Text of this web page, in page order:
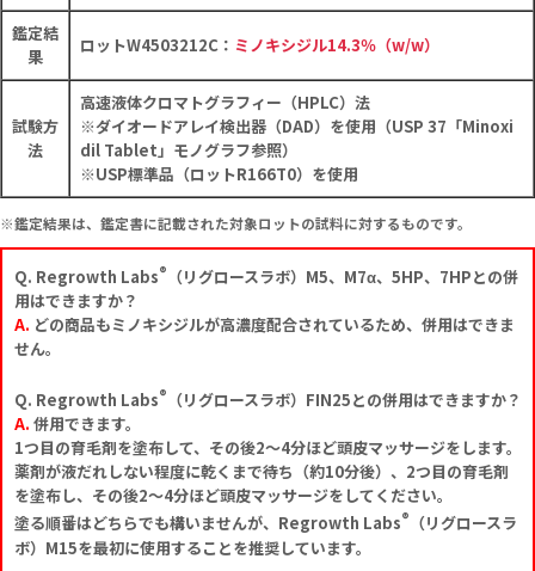
鑑定結
果
ロットW4503212C： ミノキシジル14.3％（w/w）
試験方
法
高速液体クロマトグラフィー（HPLC）法
※ダイオードアレイ検出器（DAD）を使用（USP 37「Minoxi
dil Tablet」モノグラフ参照）
※USP標準品（ロットR166T0）を使用
※鑑定結果は、鑑定書に記載された対象ロットの試料に対するものです。
Q. Regrowth Labs® （リグロースラボ）M5、M7α、5HP、7HPとの併
用はできますか？
A. どの商品もミノキシジルが高濃度配合されているため、併用はできま
せん。
Q. Regrowth Labs® （リグロースラボ）FIN25との併用はできますか？
A. 併用できます。
1つ目の育毛剤を塗布して、その後2～4分ほど頭皮マッサージをします。
薬剤が液だれしない程度に乾くまで待ち（約10分後）、2つ目の育毛剤
を塗布し、その後2～4分ほど頭皮マッサージをしてください。
塗る順番はどちらでも構いませんが、Regrowth Labs® （リグロースラ
ボ）M15を最初に使用することを推奨しています。